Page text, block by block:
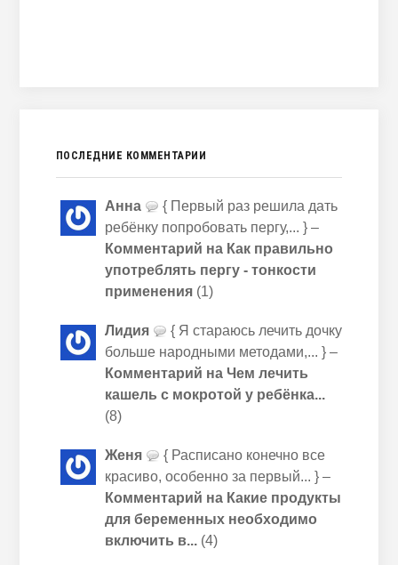
ПОСЛЕДНИЕ КОММЕНТАРИИ
Анна
{ Первый раз решила дать
ребёнку попробовать пергу,... } –
Комментарий на Как правильно
употреблять пергу - тонкости
применения(1)
Лидия
{ Я стараюсь лечить дочку
больше народными методами,... } –
Комментарий на Чем лечить
кашель с мокротой у ребёнка...
(8)
Женя
{ Расписано конечно все
красиво, особенно за первый... } –
Комментарий на Какие продукты
для беременных необходимо
включить в...(4)